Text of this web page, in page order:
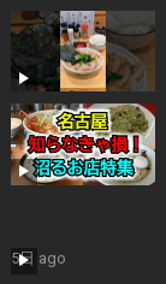
5日 ago